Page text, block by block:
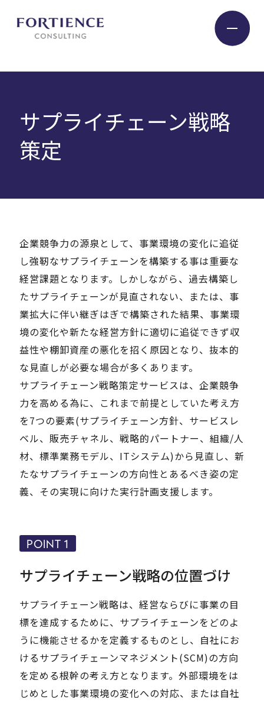
Service
Company
Careers
News
EN
JP
サイト内検索
Contact
サプライチェーン戦略
策定
企業競争力の源泉として、事業環境の変化に追従
し強靭なサプライチェーンを構築する事は重要な
経営課題となります。しかしながら、過去構築し
たサプライチェーンが見直されない、または、事
業拡大に伴い継ぎはぎで構築された結果、事業環
境の変化や新たな経営方針に適切に追従できず収
益性や棚卸資産の悪化を招く原因となり、抜本的
な見直しが必要な場合が多くあります。
サプライチェーン戦略策定サービスは、企業競争
力を高める為に、これまで前提としていた考え方
を7つの要素(サプライチェーン方針、サービスレ
ベル、販売チャネル、戦略的パートナー、組織/人
材、標準業務モデル、ITシステム)から見直し、新
たなサプライチェーンの方向性とあるべき姿の定
義、その実現に向けた実行計画支援します。
サプライチェーン戦略の位置づけ
POINT 1
サプライチェーン戦略は、経営ならびに事業の目
標を達成するために、サプライチェーンをどのよ
うに機能させるかを定義するものとし、自社にお
けるサプライチェーンマネジメント(SCM)の方向
を定める根幹の考え方となります。外部環境をは
じめとした事業環境の変化への対応、または自社